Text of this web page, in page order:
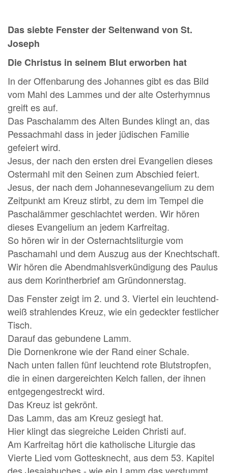
Das siebte Fenster der Seitenwand von St.
Joseph
Die Christus in seinem Blut erworben hat
In der Offenbarung des Johannes gibt es das Bild
vom Mahl des Lammes und der alte Osterhymnus
greift es auf.
Das Paschalamm des Alten Bundes klingt an, das
Pessachmahl dass in jeder jüdischen Familie
gefeiert wird.
Jesus, der nach den ersten drei Evangelien dieses
Ostermahl mit den Seinen zum Abschied feiert.
Jesus, der nach dem Johannesevangelium zu dem
Zeitpunkt am Kreuz stirbt, zu dem im Tempel die
Paschalämmer geschlachtet werden. Wir hören
dieses Evangelium an jedem Karfreitag.
So hören wir in der Osternachtsliturgie vom
Paschamahl und dem Auszug aus der Knechtschaft.
Wir hören die Abendmahlsverkündigung des Paulus
aus dem Korintherbrief am Gründonnerstag.
Das Fenster zeigt im 2. und 3. Viertel ein leuchtend-
weiß strahlendes Kreuz, wie ein gedeckter festlicher
Tisch.
Darauf das gebundene Lamm.
Die Dornenkrone wie der Rand einer Schale.
Nach unten fallen fünf leuchtend rote Blutstropfen,
die in einen dargereichten Kelch fallen, der ihnen
entgegengestreckt wird.
Das Kreuz ist gekrönt.
Das Lamm, das am Kreuz gesiegt hat.
Hier klingt das siegreiche Leiden Christi auf.
Am Karfreitag hört die katholische Liturgie das
Vierte Lied vom Gottesknecht, aus dem 53. Kapitel